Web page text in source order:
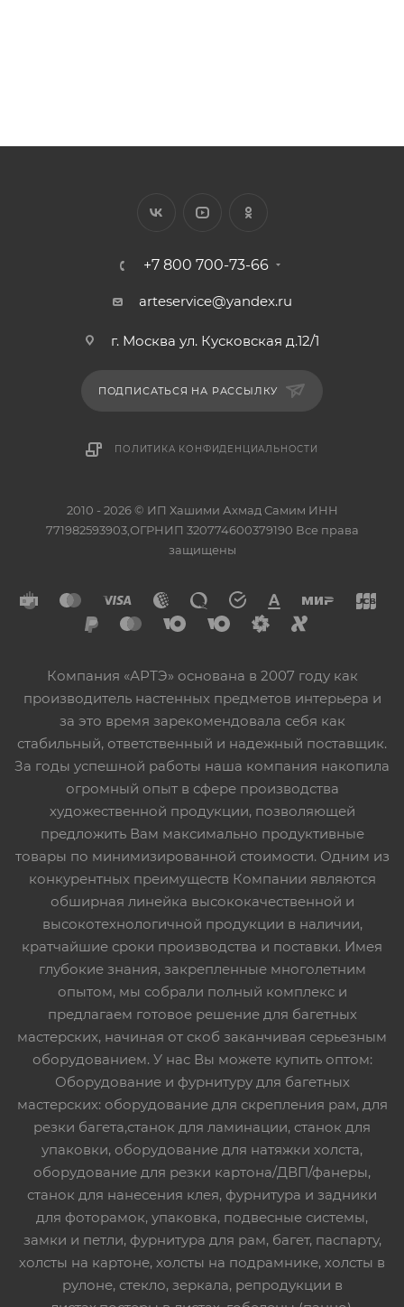
+7 800 700-73-66
arteservice@yandex.ru
г. Москва ул. Кусковская д.12/1
ПОДПИСАТЬСЯ НА РАССЫЛКУ
ПОЛИТИКА КОНФИДЕНЦИАЛЬНОСТИ
2010 - 2026 © ИП Хашими Ахмад Самим ИНН
771982593903,ОГРНИП 320774600379190 Все права
защищены
Компания «АРТЭ» основана в 2007 году как
производитель настенных предметов интерьера и
за это время зарекомендовала себя как
стабильный, ответственный и надежный поставщик.
За годы успешной работы наша компания накопила
огромный опыт в сфере производства
художественной продукции, позволяющей
предложить Вам максимально продуктивные
товары по минимизированной стоимости. Одним из
конкурентных преимуществ Компании являются
обширная линейка высококачественной и
высокотехнологичной продукции в наличии,
кратчайшие сроки производства и поставки. Имея
глубокие знания, закрепленные многолетним
опытом, мы собрали полный комплекс и
предлагаем готовое решение для багетных
мастерских, начиная от скоб заканчивая серьезным
оборудованием. У нас Вы можете купить оптом:
Оборудование и фурнитуру для багетных
мастерских: оборудование для скрепления рам, для
резки багета,станок для ламинации, станок для
упаковки, оборудование для натяжки холста,
оборудование для резки картона/ДВП/фанеры,
станок для нанесения клея, фурнитура и задники
для фоторамок, упаковка, подвесные системы,
замки и петли, фурнитура для рам, багет, паспарту,
холсты на картоне, холсты на подрамнике, холсты в
рулоне, стекло, зеркала, репродукции в